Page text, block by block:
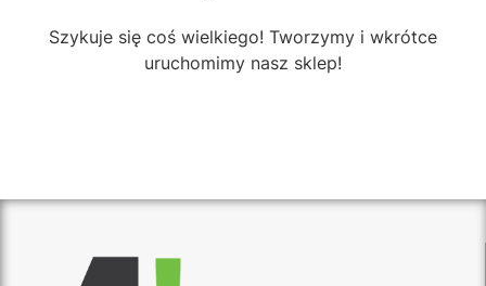
Szykuje się coś wielkiego! Tworzymy i wkrótce
uruchomimy nasz sklep!